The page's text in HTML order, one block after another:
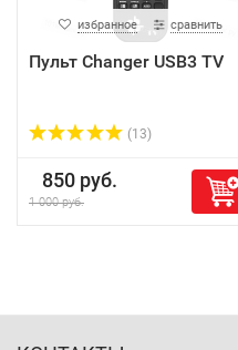
избранное сравнить
Пульт Changer USB3 TV
(13)
850 руб.
1 000 руб.